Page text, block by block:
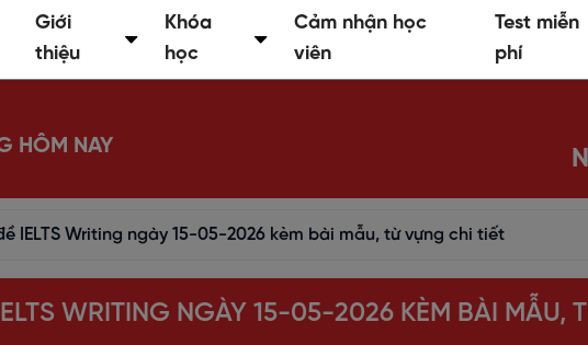
Giới
thiệu
Khóa
học
Cảm nhận học
viên
Test miễn
phí
HÔM NAY
IELTS Writing ngày 15-05-2026 kèm bài mẫu, từ vựng chi tiết
WRITING NGÀY 15-05-2026 KÈM BÀI MẪU,